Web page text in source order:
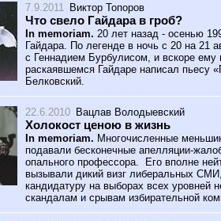
7.9.2011 Виктор Топоров
Что свело Гайдара в гроб?
In memoriam. 20 лет назад - осенью
Гайдара. По легенде в ночь с 20 на 21
с Геннадием Бурбулисом, и вскоре
раскаявшемся Гайдаре написал пьесу
Белковский.
22.6.2010 Вацлав Володыевский
Холокост ценою в жизнь
In memoriam. Многочисленные
подавали бесконечные апелляции-
опального профессора.
Его вполне
вызывали дикий визг либеральных
кандидатуру на выборах всех уровней
скандалам и срывам избирательной